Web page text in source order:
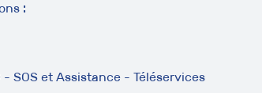
:
SOS et Assistance - Téléservices